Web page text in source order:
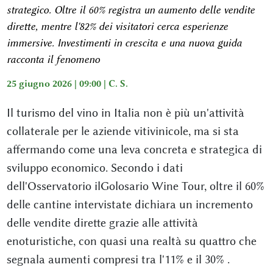
strategico. Oltre il 60% registra un aumento delle vendite
dirette, mentre l'82% dei visitatori cerca esperienze
immersive. Investimenti in crescita e una nuova guida
racconta il fenomeno
25 giugno 2026 | 09:00 | C. S.
Il turismo del vino in Italia non è più un'attività
collaterale per le aziende vitivinicole, ma si sta
affermando come una leva concreta e strategica di
sviluppo economico. Secondo i dati
dell'Osservatorio ilGolosario Wine Tour, oltre il 60%
delle cantine intervistate dichiara un incremento
delle vendite dirette grazie alle attività
enoturistiche, con quasi una realtà su quattro che
segnala aumenti compresi tra l'11% e il 30% .